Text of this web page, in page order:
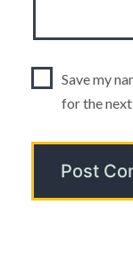
Save my
for the